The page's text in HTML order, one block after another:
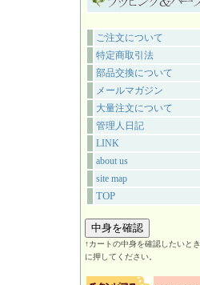
ご注文について
特定商取引法
部品交換について
メールマガジン
大量注文について
管理人日記
LINK
about us
site map
TOP
↑カートの中身を確認したいとき
に押してください。